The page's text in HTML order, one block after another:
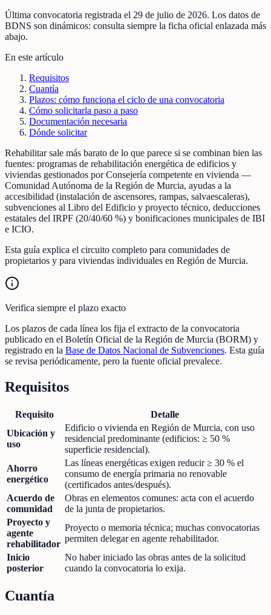
Última convocatoria registrada el 29 de julio de 2026. Los datos de
BDNS son dinámicos: consulta siempre la ficha oficial enlazada más
abajo.
En este artículo
Requisitos
Cuantía
Plazos: cómo funciona el ciclo de una convocatoria
Cómo solicitarla paso a paso
Documentación necesaria
Dónde solicitar
Rehabilitar sale más barato de lo que parece si se combinan bien las
fuentes: programas de rehabilitación energética de edificios y
viviendas gestionados por Consejería competente en vivienda —
Comunidad Autónoma de la Región de Murcia, ayudas a la
accesibilidad (instalación de ascensores, rampas, salvaescaleras),
subvenciones al Libro del Edificio y proyecto técnico, deducciones
estatales del IRPF (20/40/60 %) y bonificaciones municipales de IBI
e ICIO.
Esta guía explica el circuito completo para comunidades de
propietarios y para viviendas individuales en Región de Murcia.
Verifica siempre el plazo exacto
Los plazos de cada línea los fija el extracto de la convocatoria
publicado en el Boletín Oficial de la Región de Murcia (BORM) y
registrado en la Base de Datos Nacional de Subvenciones. Esta guía
se revisa periódicamente, pero la fuente oficial prevalece.
Requisitos
Requisito
Detalle
Ubicación y
uso
Edificio o vivienda en Región de Murcia, con uso
residencial predominante (edificios: ≥ 50 %
superficie residencial).
Ahorro
energético
Las líneas energéticas exigen reducir ≥ 30 % el
consumo de energía primaria no renovable
(certificados antes/después).
Acuerdo de
comunidad
Obras en elementos comunes: acta con el acuerdo
de la junta de propietarios.
Proyecto y
agente
rehabilitador
Proyecto o memoria técnica; muchas convocatorias
permiten delegar en agente rehabilitador.
Inicio
posterior
No haber iniciado las obras antes de la solicitud
cuando la convocatoria lo exija.
Cuantía